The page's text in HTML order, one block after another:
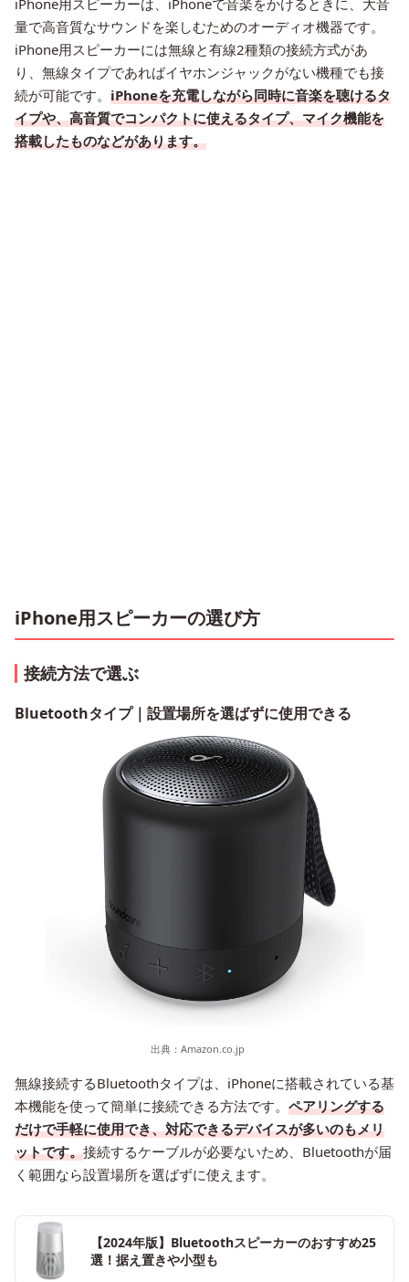
iPhone用スピーカーは、iPhoneで音楽をかけるときに、大音
量で高音質なサウンドを楽しむためのオーディオ機器です。
iPhone用スピーカーには無線と有線2種類の接続方式があ
り、無線タイプであればイヤホンジャックがない機種でも接
続が可能です。 iPhoneを充電しながら同時に音楽を聴けるタ
イプや、高音質でコンパクトに使えるタイプ、マイク機能を
搭載したものなどがあります。
iPhone用スピーカーの選び方
接続方法で選ぶ
Bluetoothタイプ｜設置場所を選ばずに使用できる
出典： Amazon.co.jp
無線接続するBluetoothタイプは、iPhoneに搭載されている基
本機能を使って簡単に接続できる方法です。 ペアリングする
だけで手軽に使用でき、対応できるデバイスが多いのもメリ
ットです。接続するケーブルが必要ないため、Bluetoothが届
く範囲なら設置場所を選ばずに使えます。
【2024年版】Bluetoothスピーカーのおすすめ25
選！据え置きや小型も